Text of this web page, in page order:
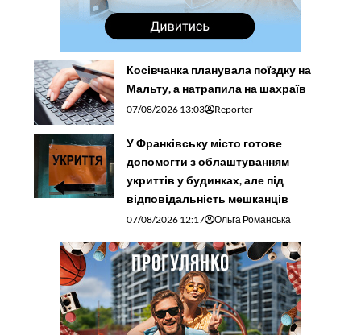
Косівчанка планувала поїздку на
Мальту, а натрапила на шахраїв
07/08/2026 13:03 Reporter
У Франківську місто готове
допомогти з облаштуванням
укриттів у будинках, але під
відповідальність мешканців
07/08/2026 12:17 Ольга Романська